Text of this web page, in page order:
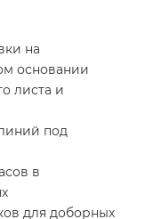
на
основании
листа и
под
в
для доборных